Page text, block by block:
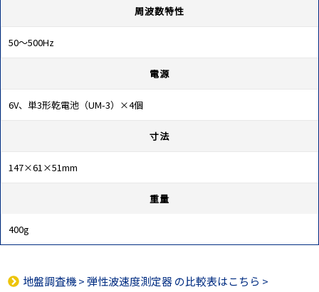
周波数特性
50～500Hz
電源
6V、単3形乾電池（UM-3）×4個
寸法
147×61×51mm
重量
400g
地盤調査機>弾性波速度測定器の比較表はこちら >